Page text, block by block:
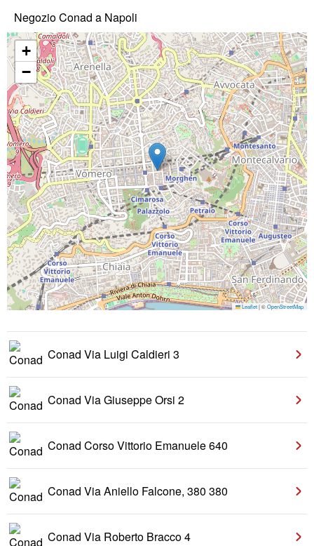
Negozio Conad a Napoli
+
−
Leaflet|©OpenStreetMap
Conad Via Luigi Caldieri 3
Conad Via Giuseppe Orsi 2
Conad Corso Vittorio Emanuele 640
Conad Via Aniello Falcone, 380 380
Conad Via Roberto Bracco 4